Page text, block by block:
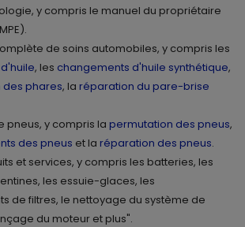
y compris le manuel du propriétaire
de soins automobiles, y compris les
, les changements d'huile synthétique,
phares, la réparation du pare-brise
pneus, y compris la permutation des pneus,
des pneus et la réparation des pneus.
et services, y compris les batteries, les
les essuie-glaces, les
de filtres, le nettoyage du système de
du moteur et plus".